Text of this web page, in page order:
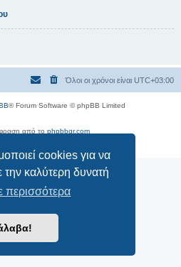
cookies για να
την καλύτερη δυνατή
περισσότερα
Όλοι οι χρόνοι είναι UTC+03:00
® Forum Software © phpBB Limited
από το phpbbgr.com